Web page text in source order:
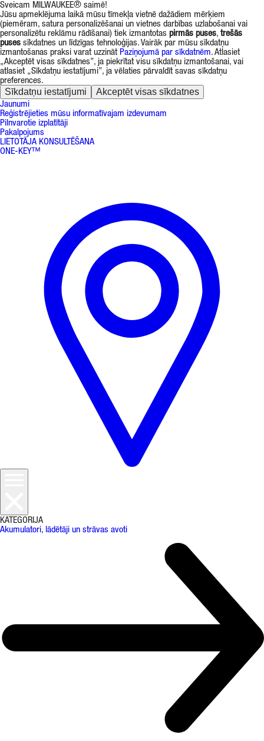
Sveicam MILWAUKEE® saimē!
Jūsu apmeklējuma laikā mūsu tīmekļa vietnē dažādiem mērķiem
(piemēram, satura personalizēšanai un vietnes darbības uzlabošanai vai
personalizētu reklāmu rādīšanai) tiek izmantotas pirmās puses, trešās
puses sīkdatnes un līdzīgas tehnoloģijas. Vairāk par mūsu sīkdatņu
izmantošanas praksi varat uzzināt Paziņojumā par sīkdatnēm. Atlasiet
„Akceptēt visas sīkdatnes”, ja piekrītat visu sīkdatņu izmantošanai, vai
atlasiet „Sīkdatņu iestatījumi”, ja vēlaties pārvaldīt savas sīkdatņu
preferences.
Sīkdatņu iestatījumi Akceptēt visas sīkdatnes
Jaunumi
Reģistrējieties mūsu informatīvajam izdevumam
Pilnvarotie izplatītāji
Pakalpojums
LIETOTĀJA KONSULTĒŠANA
ONE-KEY™
KATEGORIJA
Akumulatori, lādētāji un strāvas avoti